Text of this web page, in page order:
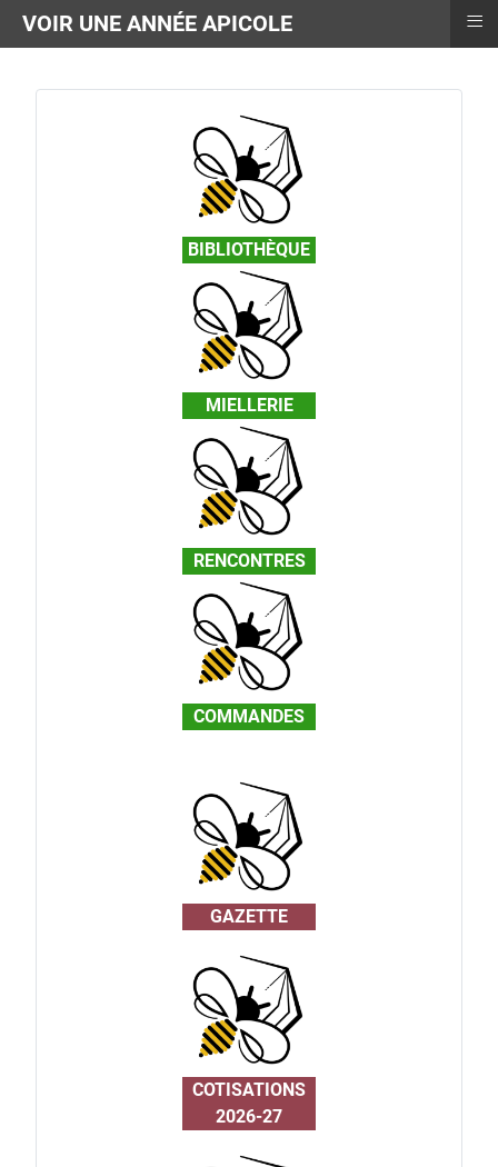
BIBLIOTHÈQUE
MIELLERIE
RENCONTRES
COMMANDES
GAZETTE
COTISATIONS
2026-27
VOIR UNE ANNÉE APICOLE ≡